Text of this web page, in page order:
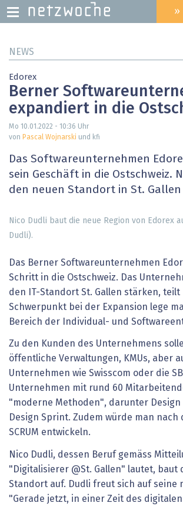
zum
HEADER
MENU
»
NEWS
Edorex
Berner
expandiert in die
Mo 10.01.2022 - 10:36 Uhr
von Pascal Wojnarski und kfi
Das Softwareunternehmen
sein Geschäft in die Ostschweiz.
den neuen Standort in St.
Nico Dudli baut die neue Region von Edorex
Dudli).
Das Berner Softwareunternehmen
Schritt in die Ostschweiz. Das
den IT-Standort St. Gallen stärken, teilt
Schwerpunkt bei der Expansion lege
Bereich der Individual- und
Zu den Kunden des Unternehmens
öffentliche Verwaltungen, KMUs, aber
Unternehmen wie Swisscom oder die
Unternehmen mit rund 60
"moderne Methoden", darunter Design
Design Sprint. Zudem würde man nach
SCRUM entwickeln.
Nico Dudli, dessen Beruf gemäss
"Digitalisierer @St. Gallen" lautet, baut
Standort auf. Dudli freut sich auf seine
"Gerade jetzt, in einer Zeit des